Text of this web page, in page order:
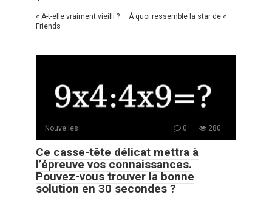
« A-t-elle vraiment vieilli ? — À quoi ressemble la star de «
Friends
Nouvelles 0 280
Ce casse-tête délicat mettra à
l’épreuve vos connaissances.
Pouvez-vous trouver la bonne
solution en 30 secondes ?